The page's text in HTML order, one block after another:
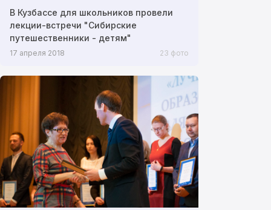
В Кузбассе для школьников провели
лекции-встречи "Сибирские
путешественники - детям"
17 апреля 2018 23 фото